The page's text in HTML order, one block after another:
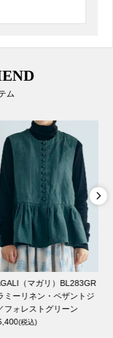
ム
（マガリ）BL283GR
ーリネン・ペザントジ
フォレストグリーン
(税込)
